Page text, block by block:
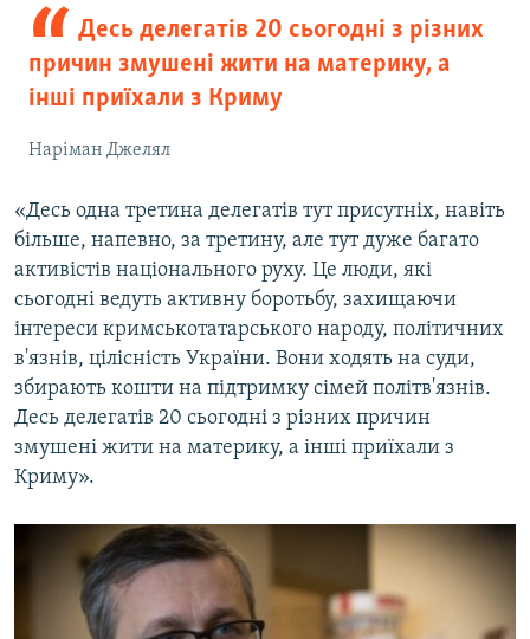
Десь делегатів 20 сьогодні з різних
причин змушені жити на материку, а
інші приїхали з Криму
Наріман Джелял
«Десь одна третина делегатів тут присутніх, навіть
більше, напевно, за третину, але тут дуже багато
активістів національного руху. Це люди, які
сьогодні ведуть активну боротьбу, захищаючи
інтереси кримськотатарського народу, політичних
в'язнів, цілісність України. Вони ходять на суди,
збирають кошти на підтримку сімей політв'язнів.
Десь делегатів 20 сьогодні з різних причин
змушені жити на материку, а інші приїхали з
Криму».